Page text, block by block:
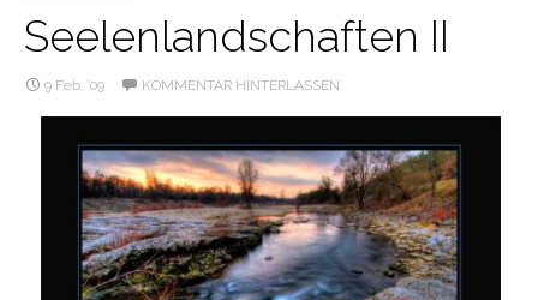
Seelenlandschaften II
9 Feb. ’09 KOMMENTAR HINTERLASSEN